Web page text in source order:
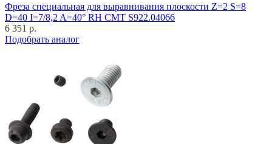
Фреза специальная для выравнивания плоскости Z=2 S=8
D=40 I=7/8,2 A=40° RH CMT S922.04066
6 351 р.
Подобрать аналог